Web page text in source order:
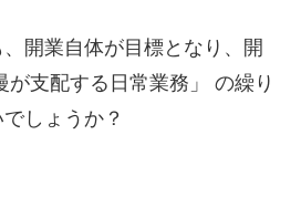
開業自体が目標となり、開
が支配する日常業務」 の繰り
しょうか？